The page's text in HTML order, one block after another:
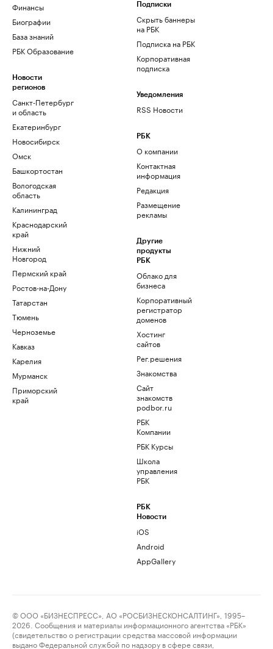
Финансы
Биографии
База знаний
РБК Образование
Новости
регионов
Санкт-Петербург
и область
Екатеринбург
Новосибирск
Омск
Башкортостан
Вологодская
область
Калининград
Краснодарский
край
Нижний
Новгород
Пермский край
Ростов-на-Дону
Татарстан
Тюмень
Черноземье
Кавказ
Карелия
Мурманск
Приморский
край
Подписки
Скрыть баннеры
на РБК
Подписка на РБК
Корпоративная
подписка
Уведомления
RSS Новости
РБК
О компании
Контактная
информация
Редакция
Размещение
рекламы
Другие
продукты
РБК
Облако для
бизнеса
Корпоративный
регистратор
доменов
Хостинг
сайтов
Рег.решения
Знакомства
Сайт
знакомств
podbor.ru
РБК
Компании
РБК Курсы
Школа
управления
РБК
РБК
Новости
iOS
Android
AppGallery
© ООО «БИЗНЕСПРЕСС», АО «РОСБИЗНЕСКОНСАЛТИНГ», 1995–
2026. Сообщения и материалы информационного агентства «РБК»
(свидетельство о регистрации средства массовой информации
выдано Федеральной службой по надзору в сфере связи,